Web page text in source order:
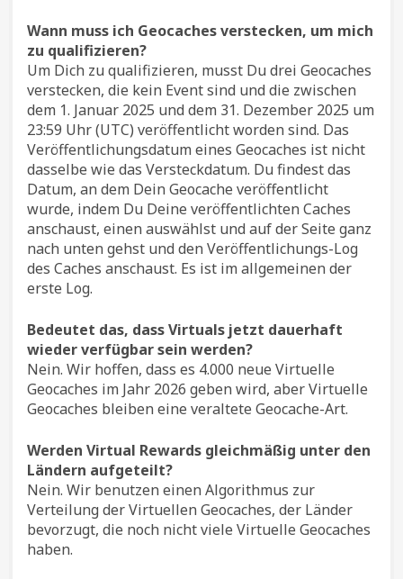
Wann muss ich Geocaches verstecken, um mich
zu qualifizieren?
Um Dich zu qualifizieren, musst Du drei Geocaches
verstecken, die kein Event sind und die zwischen
dem 1. Januar 2025 und dem 31. Dezember 2025 um
23:59 Uhr (UTC) veröffentlicht worden sind. Das
Veröffentlichungsdatum eines Geocaches ist nicht
dasselbe wie das Versteckdatum. Du findest das
Datum, an dem Dein Geocache veröffentlicht
wurde, indem Du Deine veröffentlichten Caches
anschaust, einen auswählst und auf der Seite ganz
nach unten gehst und den Veröffentlichungs-Log
des Caches anschaust. Es ist im allgemeinen der
erste Log.
Bedeutet das, dass Virtuals jetzt dauerhaft
wieder verfügbar sein werden?
Nein. Wir hoffen, dass es 4.000 neue Virtuelle
Geocaches im Jahr 2026 geben wird, aber Virtuelle
Geocaches bleiben eine veraltete Geocache-Art.
Werden Virtual Rewards gleichmäßig unter den
Ländern aufgeteilt?
Nein. Wir benutzen einen Algorithmus zur
Verteilung der Virtuellen Geocaches, der Länder
bevorzugt, die noch nicht viele Virtuelle Geocaches
haben.